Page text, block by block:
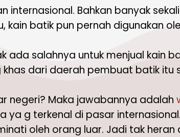
internasional. Bahkan banyak
batik pun pernah digunakan
salahnya untuk menjual kain
dari daerah pembuat batik itu
negeri? Maka jawabannya adalah
ya g terkenal di pasar internasional.
oleh orang luar. Jadi tak heran